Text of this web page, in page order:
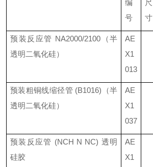
编
号
尺
寸
预装反应管 NA2000/2100 （半
透明二氧化硅）
AE
X1
013
预装粗铜线缩径管 (B1016) （半
透明二氧化硅）
AE
X1
037
预装反应管 (NCH N NC) 透明
硅胶
AE
X1